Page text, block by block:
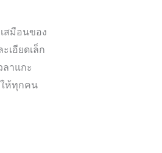
สมือนของ
เอียดเล็ก
ลาแกะ
ให้ทุกคน